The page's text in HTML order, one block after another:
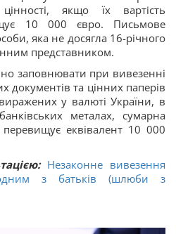
якщо їх вартість
10 000 євро. Письмове
яка не досягла 16-річного
представником.
заповнювати при вивезенні
документів та цінних паперів
у валюті України, в
металах, сумарна
еквівалент 10 000
Незаконне вивезення
з батьків (шлюби з